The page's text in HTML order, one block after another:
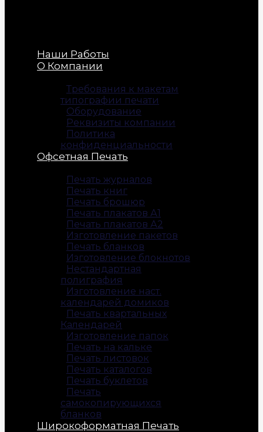
Наши Работы
О Компании
Требования к макетам
типографии печати
Оборудование
Реквизиты компании
Политика
конфиденциальности
Офсетная Печать
Печать журналов
Печать книг
Печать брошюр
Печать плакатов А1
Печать плакатов А2
Изготовление пакетов
Печать бланков
Изготовление блокнотов
Нестандартная
полиграфия
Изготовление наст.
календарей домиков
Печать квартальных
Календарей
Изготовление папок
Печать на кальке
Печать листовок
Печать каталогов
Печать буклетов
Печать
самокопирующихся
бланков
Широкоформатная Печать